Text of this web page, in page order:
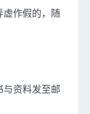
虚作假的，随
与资料发至邮